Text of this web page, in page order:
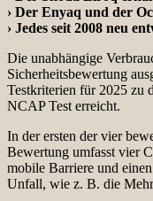
› Der Enyaq und der
› Jedes seit 2008 neu
Die unabhängige
Sicherheitsbewertung
Testkriterien für 2025 zu
NCAP Test erreicht.
In der ersten der vier
Bewertung umfasst vier
mobile Barriere und
Unfall, wie z. B. die